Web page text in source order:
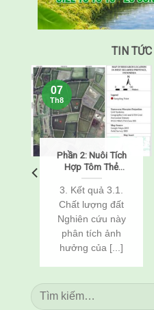
TIN
Phần 2: Nuôi Tích
Hợp Tôm Thẻ
Chân Trắng
(Penaeus
vannamei) Và Cá
Rô Phi
(Oreochromis
niloticus) Thông
Qua Cải Tạo Đất
3. Kết quả 3.1.
Chất lượng đất
Nghiên cứu này
phân tích ảnh
hưởng của [...]
07
Th8